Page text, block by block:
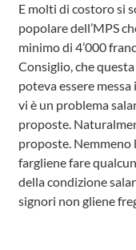
E molti di costoro si
popolare dell’MPS
minimo di 4’000
Consiglio, che
poteva essere
vi è un problema
proposte.
proposte. Nemmeno
fargliene fare
della condizione
signori non gliene